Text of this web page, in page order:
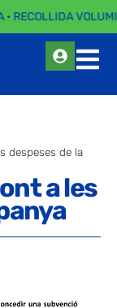
RECOLLIDA
despeses de la
a les